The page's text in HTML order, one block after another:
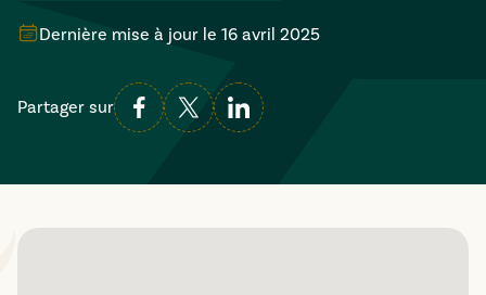
Dernière mise à jour le 16 avril 2025
Partager sur